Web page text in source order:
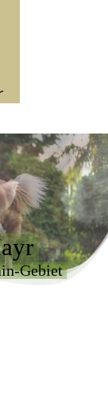
Gebiet